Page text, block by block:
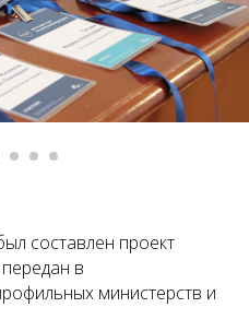
составлен проект
в
министерств и